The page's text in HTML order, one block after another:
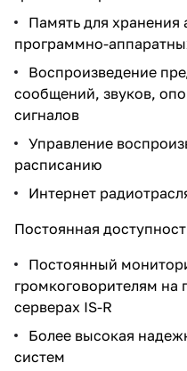
Память для хранения
программно-
Воспроизведение
сообщений, звуков,
сигналов
Управление
расписанию
Интернет
Постоянная
Постоянный
громкоговорителям
серверах IS-R
Более высокая
систем